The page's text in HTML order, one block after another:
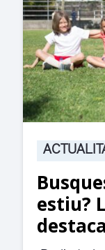
jutjats